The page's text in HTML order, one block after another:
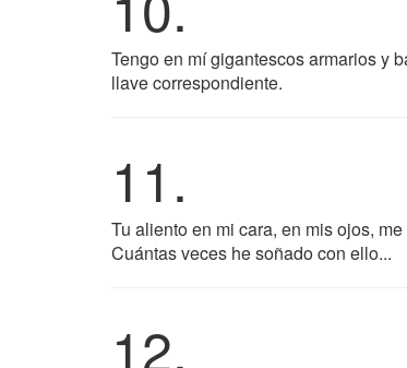
Tengo en mí gigantescos armarios y
llave correspondiente.
11.
Tu aliento en mi cara, en mis ojos,
Cuántas veces he soñado con ello...
12.